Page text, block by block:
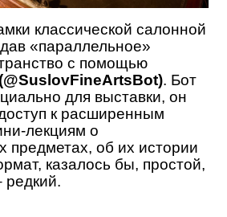
классической салонной
«параллельное»
с помощью
@SuslovFineArtsBot). Бот
для выставки, он
к расширенным
лекциям о
предметах, об их истории
казалось бы, простой,
редкий.